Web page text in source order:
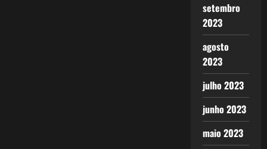
setembro
2023
agosto
2023
julho 2023
junho 2023
maio 2023